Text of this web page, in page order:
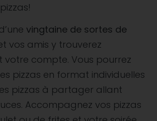
vingtaine de sortes de
vos amis y trouverez
votre compte. Vous pourrez
pizzas en format individuelles
pizzas à partager allant
Accompagnez vos pizzas